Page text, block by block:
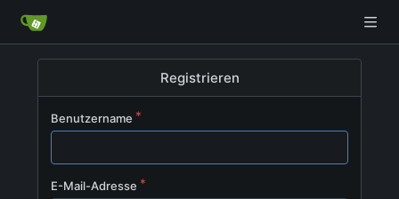
Registrieren
Benutzername
E-Mail-Adresse